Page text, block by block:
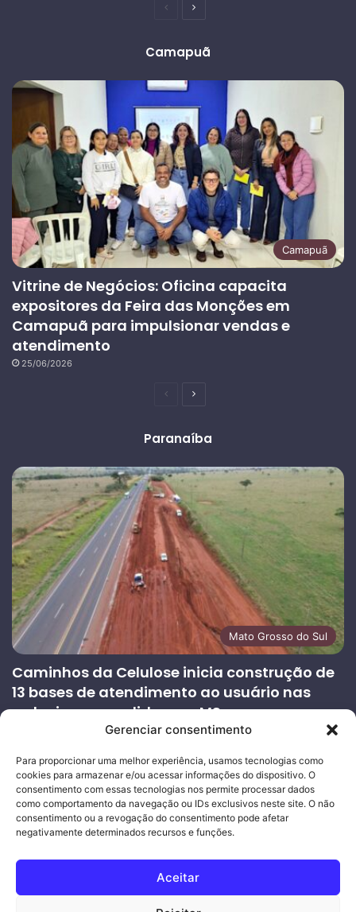
Gerenciar consentimento
Para proporcionar uma melhor experiência, usamos tecnologias como
cookies para armazenar e/ou acessar informações do dispositivo. O
consentimento com essas tecnologias nos permite processar dados
como comportamento da navegação ou IDs exclusivos neste site. O não
consentimento ou a revogação do consentimento pode afetar
negativamente determinados recursos e funções.
Aceitar
PáginaPróxima
Camapuã
Camapuã
Vitrine de Negócios: Oficina capacita
expositores da Feira das Monções em
Camapuã para impulsionar vendas e
atendimento
25/06/2026
PáginaPróxima
Paranaíba
Mato Grosso do Sul
Caminhos da Celulose inicia construção de
13 bases de atendimento ao usuário nas
rodovias concedidas em MS
Página
anterior
Próxima
página
Ouro Empresas- Desenvolvimento Web
Joeber Garcia